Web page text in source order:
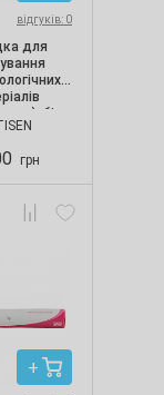
відгуків: 0
для
біла
уп.)
грн